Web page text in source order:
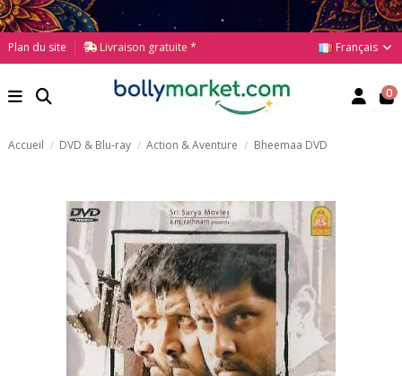
Plan du site Livraison gratuite * Français
0
Accueil DVD & Blu-ray Action & Aventure Bheemaa DVD